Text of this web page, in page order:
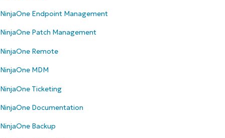
NinjaOne Endpoint Management
NinjaOne Patch Management
NinjaOne Remote
NinjaOne MDM
NinjaOne Ticketing
NinjaOne Documentation
NinjaOne Backup